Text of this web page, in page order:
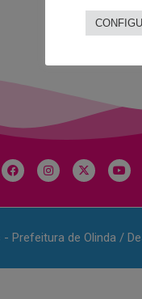
de Olinda /